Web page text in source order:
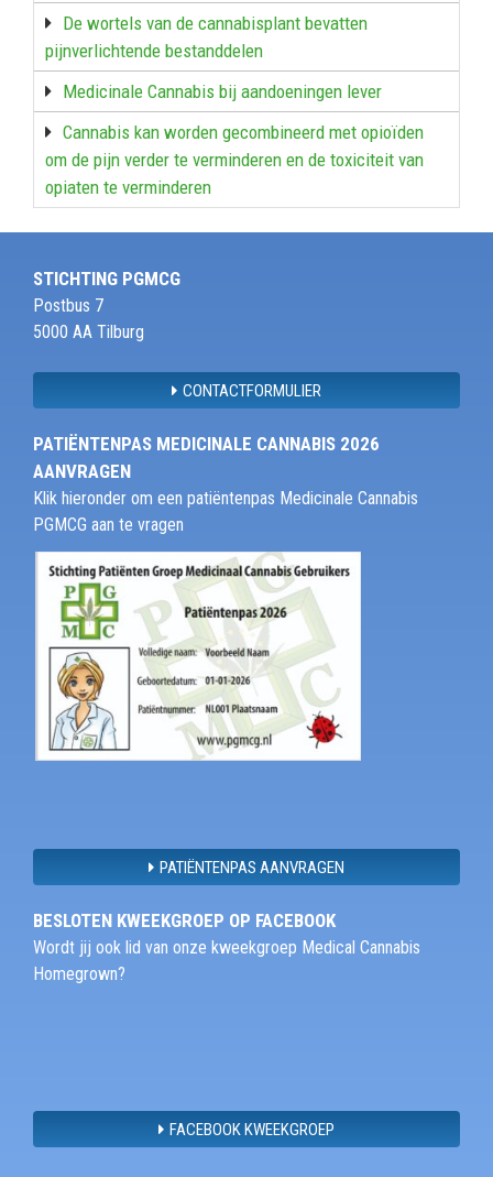
De wortels van de cannabisplant bevatten
pijnverlichtende bestanddelen
Medicinale Cannabis bij aandoeningen lever
Cannabis kan worden gecombineerd met opioïden
om de pijn verder te verminderen en de toxiciteit van
opiaten te verminderen
STICHTING PGMCG
Postbus 7
5000 AA Tilburg
CONTACTFORMULIER
PATIËNTENPAS MEDICINALE CANNABIS 2026
AANVRAGEN
Klik hieronder om een patiëntenpas Medicinale Cannabis
PGMCG aan te vragen
PATIËNTENPAS AANVRAGEN
BESLOTEN KWEEKGROEP OP FACEBOOK
Wordt jij ook lid van onze kweekgroep Medical Cannabis
Homegrown?
FACEBOOK KWEEKGROEP